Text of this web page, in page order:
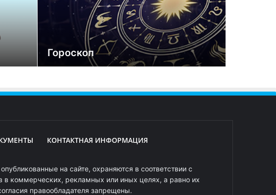
Гороскоп
КОНТАКТНАЯ ИНФОРМАЦИЯ
на сайте, охраняются в соответствии с
в коммерческих, рекламных или иных целях, а равно их
правообладателя запрещены.